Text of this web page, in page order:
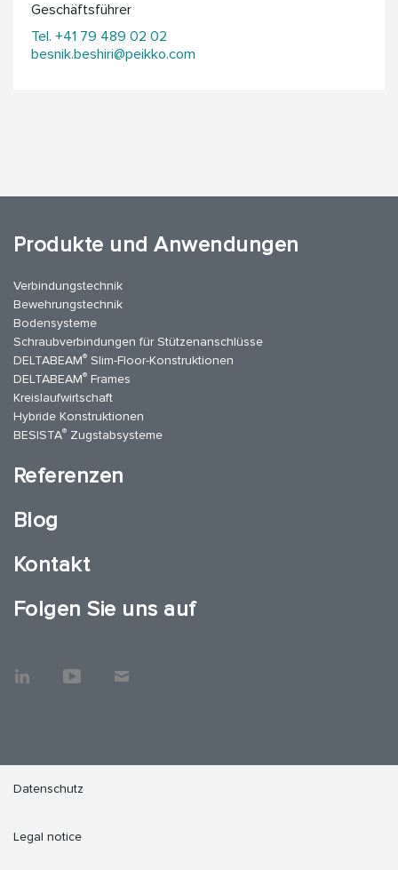
Geschäftsführer
Tel. +41 79 489 02 02
besnik.beshiri@peikko.com
Produkte und Anwendungen
Verbindungstechnik
Bewehrungstechnik
Bodensysteme
Schraubverbindungen für Stützenanschlüsse
DELTABEAM® Slim-Floor-Konstruktionen
DELTABEAM® Frames
Kreislaufwirtschaft
Hybride Konstruktionen
BESISTA® Zugstabsysteme
Referenzen
Blog
Kontakt
Folgen Sie uns auf
Datenschutz
Legal notice